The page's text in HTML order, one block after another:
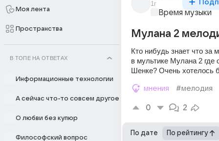
Моя лента
Пространства
В ТОПЕ НА ОТВЕТАХ
Информационные технологии
А сейчас что-то совсем другое
О любви без купюр
Философский вопрос
1г
Время музыки
Мулана 2
Кто нибудь знает что за
в мультике Мулана 2 где
Шенке? Очень хотелось
мнения #мелодия
0 2
По дате По рейтингу